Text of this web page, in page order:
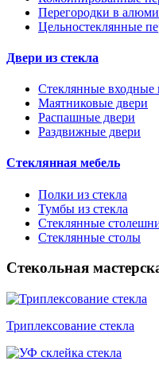
Перегородки в
Цельностеклянные
Двери из стекла
Стеклянные входные
Маятниковые двери
Распашные двери
Раздвижные двери
Стеклянная мебель
Полки из стекла
Тумбы из стекла
Стеклянные
Стеклянные столы
Стекольная
Триплексование стекла